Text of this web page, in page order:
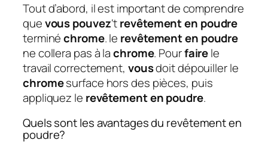
Tout d’abord, il est important de comprendre
quevous pouvez‘trevêtement en poudre
terminéchrome. le revêtement en poudre
ne collera pas à lachrome. Pourfairele
travail correctement, vousdoit dépouiller le
chromesurface hors des pièces, puis
appliquez le revêtement en poudre.
Quels sont les avantages du revêtement en
poudre?